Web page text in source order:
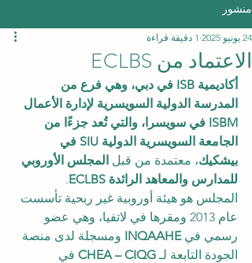
منشور
الاعتماد من ECLBS
24 يونيو 2025 1 دقيقة قراءة
أكاديمية ISB في دبي، وهي فرع من
المدرسة الدولية السويسرية لإدارة الأعمال
ISBM في سويسرا، والتي تُعد جزءًا من
الجامعة السويسرية الدولية SIU في
بيشكيك، معتمدة من قبل المجلس الأوروبي
للمدارس والمعاهد الرائدة ECLBS
.
المجلس هو هيئة أوروبية غير ربحية تأسست
عام 2013 ومقرها في لاتفيا، وهي عضو
رسمي في INQAAHE ومسجلة لدى منصة
الجودة التابعة لـ CHEA – CIQG في